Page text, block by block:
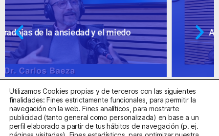
Ansiedad: supuestos cuestionables
Centro Sanitario Autorizado con el código E08737002
Utilizamos Cookies propias y de terceros con las siguientes
finalidades: Fines estrictamente funcionales, para permitir la
navegación en la web. Fines analíticos, para mostrarte
publicidad (tanto general como personalizada) en base a un
perfil elaborado a partir de tus hábitos de navegación (p. ej.